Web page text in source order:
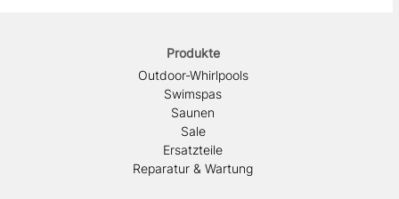
Produkte
Outdoor-Whirlpools
Swimspas
Saunen
Sale
Ersatzteile
Reparatur & Wartung